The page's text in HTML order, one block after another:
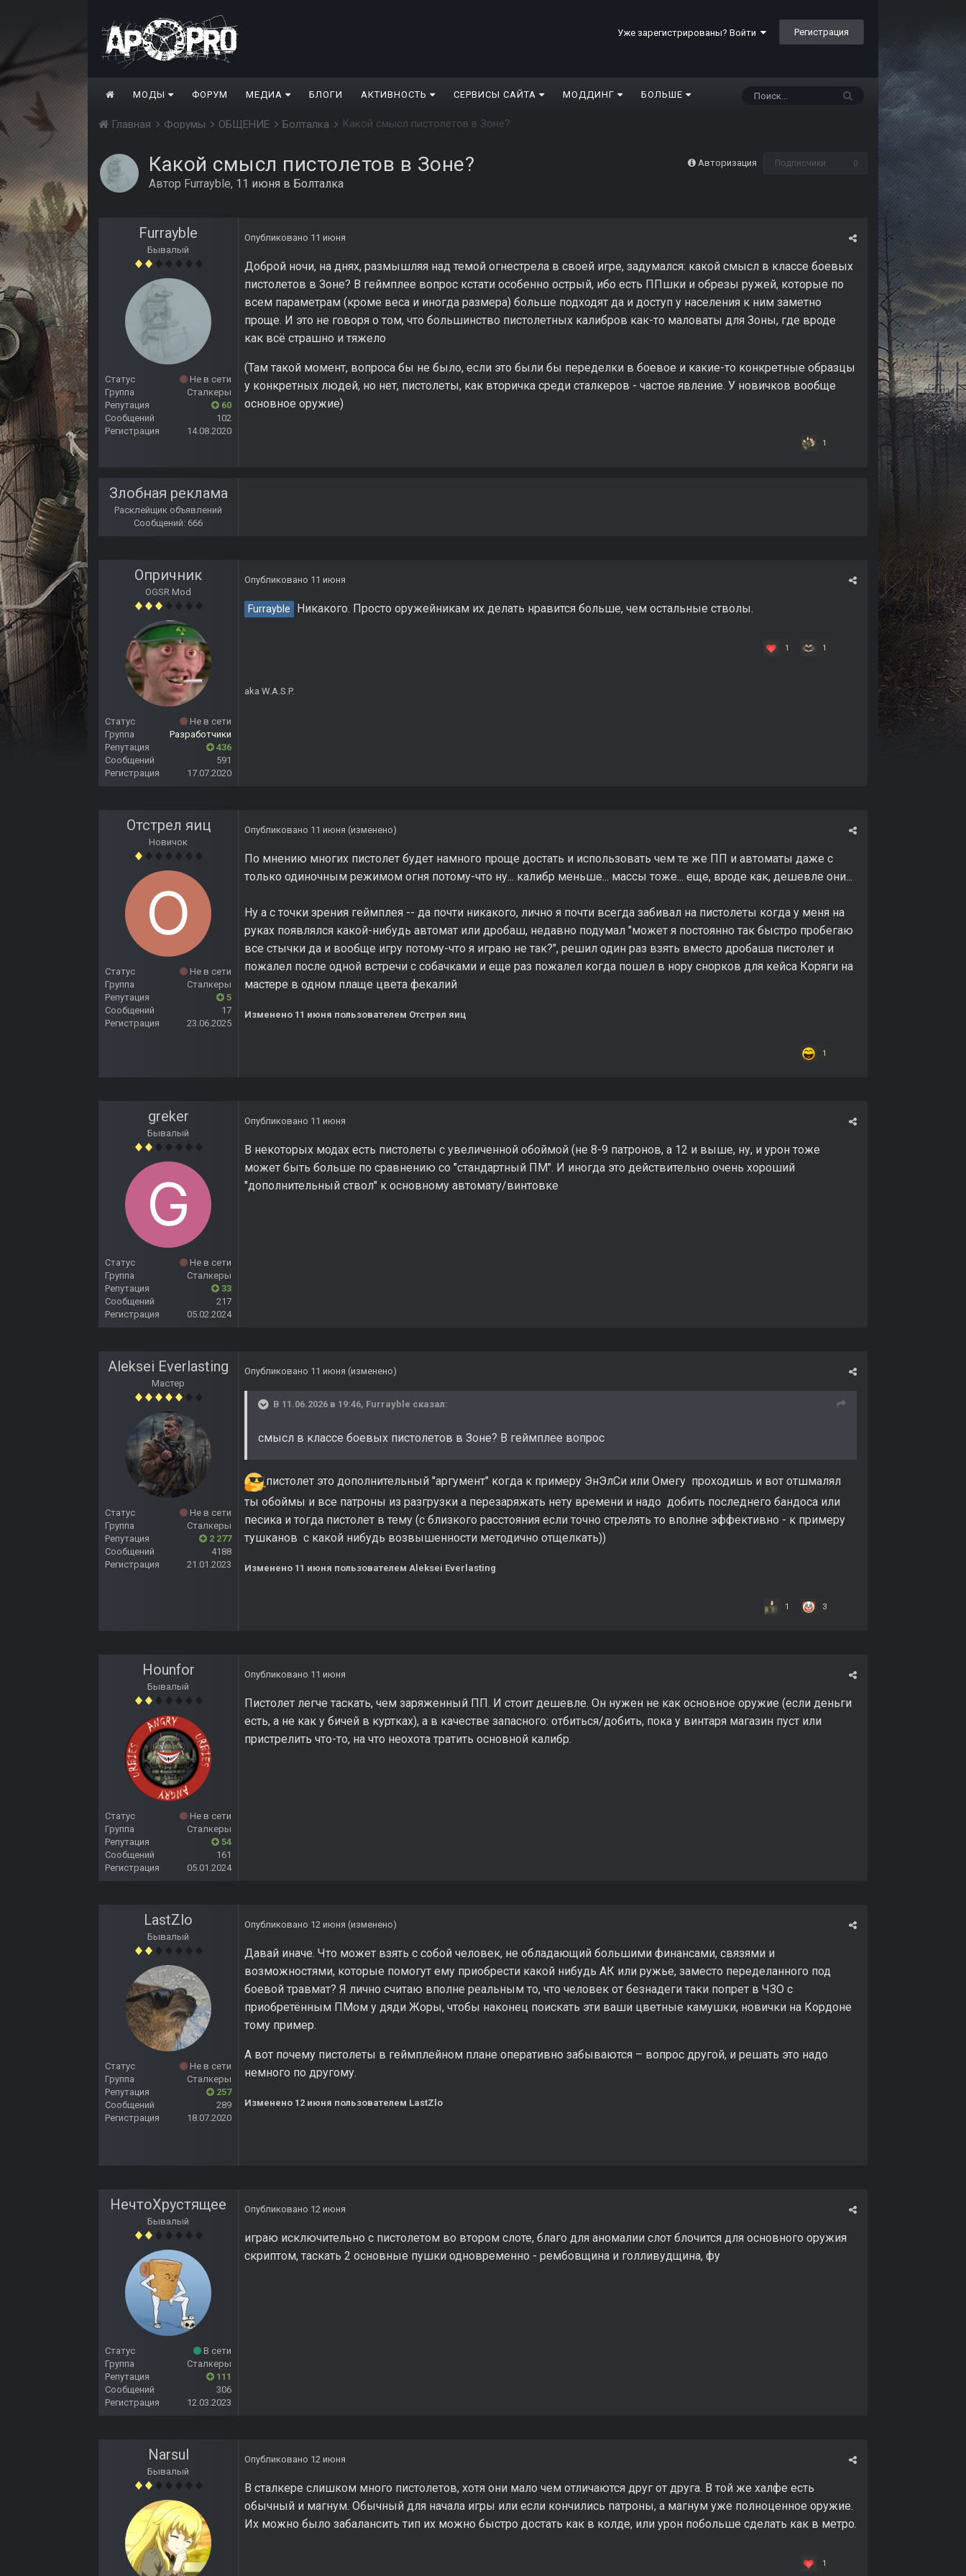
Уже зарегистрированы? Войти Регистрация
МОДЫ ФОРУМ МЕДИА БЛОГИ АКТИВНОСТЬ СЕРВИСЫ САЙТА МОДДИНГ БОЛЬШЕ
Главная Форумы ОБЩЕНИЕ Болталка Какой смысл пистолетов в Зоне?
Авторизация Подписчики 0
Какой смысл пистолетов в Зоне?
Автор Furrayble, 11 июня в Болталка
Furrayble
Бывалый
Статус
Не в сети
Группа
Сталкеры
Репутация
60
Сообщений
102
Регистрация
14.08.2020
Опубликовано 11 июня
Доброй ночи, на днях, размышляя над темой огнестрела в своей игре, задумался: какой смысл в классе боевых
пистолетов в Зоне? В геймплее вопрос кстати особенно острый, ибо есть ППшки и обрезы ружей, которые по
всем параметрам (кроме веса и иногда размера) больше подходят да и доступ у населения к ним заметно
проще. И это не говоря о том, что большинство пистолетных калибров как-то маловаты для Зоны, где вроде
как всё страшно и тяжело
(Там такой момент, вопроса бы не было, если это были бы переделки в боевое и какие-то конкретные образцы
у конкретных людей, но нет, пистолеты, как вторичка среди сталкеров - частое явление. У новичков вообще
основное оружие)
1
Злобная реклама
Расклейщик объявлений
Сообщений: 666
Опричник
OGSR Mod
Статус
Не в сети
Группа
Разработчики
Репутация
436
Сообщений
591
Регистрация
17.07.2020
Опубликовано 11 июня
Furrayble Никакого. Просто оружейникам их делать нравится больше, чем остальные стволы.
1 1
aka W.A.S.P.
Отстрел яиц
Новичок
Статус
Не в сети
Группа
Сталкеры
Репутация
5
Сообщений
17
Регистрация
23.06.2025
Опубликовано 11 июня (изменено)
По мнению многих пистолет будет намного проще достать и использовать чем те же ПП и автоматы даже с
только одиночным режимом огня потому-что ну... калибр меньше... массы тоже... еще, вроде как, дешевле они...
Ну а с точки зрения геймплея -- да почти никакого, лично я почти всегда забивал на пистолеты когда у меня на
руках появлялся какой-нибудь автомат или дробаш, недавно подумал "может я постоянно так быстро пробегаю
все стычки да и вообще игру потому-что я играю не так?", решил один раз взять вместо дробаша пистолет и
пожалел после одной встречи с собачками и еще раз пожалел когда пошел в нору снорков для кейса Коряги на
мастере в одном плаще цвета фекалий
Изменено 11 июня пользователем Отстрел яиц
1
greker
Бывалый
Статус
Не в сети
Группа
Сталкеры
Репутация
33
Сообщений
217
Регистрация
05.02.2024
Опубликовано 11 июня
В некоторых модах есть пистолеты с увеличенной обоймой (не 8-9 патронов, а 12 и выше, ну, и урон тоже
может быть больше по сравнению со "стандартный ПМ". И иногда это действительно очень хороший
"дополнительный ствол" к основному автомату/винтовке
Aleksei Everlasting
Мастер
Статус
Не в сети
Группа
Сталкеры
Репутация
2 277
Сообщений
4188
Регистрация
21.01.2023
Опубликовано 11 июня (изменено)
В 11.06.2026 в 19:46, Furrayble сказал:
смысл в классе боевых пистолетов в Зоне? В геймплее вопрос
пистолет это дополнительный "аргумент" когда к примеру ЭнЭлСи или Омегу проходишь и вот отшмалял
ты обоймы и все патроны из разгрузки а перезаряжать нету времени и надо добить последнего бандоса или
песика и тогда пистолет в тему (с близкого расстояния если точно стрелять то вполне эффективно - к примеру
тушканов с какой нибудь возвышенности методично отщелкать))
Изменено 11 июня пользователем Aleksei Everlasting
1 3
Hounfor
Бывалый
Статус
Не в сети
Группа
Сталкеры
Репутация
54
Сообщений
161
Регистрация
05.01.2024
Опубликовано 11 июня
Пистолет легче таскать, чем заряженный ПП. И стоит дешевле. Он нужен не как основное оружие (если деньги
есть, а не как у бичей в куртках), а в качестве запасного: отбиться/добить, пока у винтаря магазин пуст или
пристрелить что-то, на что неохота тратить основной калибр.
LastZlo
Бывалый
Статус
Не в сети
Группа
Сталкеры
Репутация
257
Сообщений
289
Регистрация
18.07.2020
Опубликовано 12 июня (изменено)
Давай иначе. Что может взять с собой человек, не обладающий большими финансами, связями и
возможностями, которые помогут ему приобрести какой нибудь АК или ружье, заместо переделанного под
боевой травмат? Я лично считаю вполне реальным то, что человек от безнадеги таки попрет в ЧЗО с
приобретённым ПМом у дяди Жоры, чтобы наконец поискать эти ваши цветные камушки, новички на Кордоне
тому пример.
А вот почему пистолеты в геймплейном плане оперативно забываются – вопрос другой, и решать это надо
немного по другому.
Изменено 12 июня пользователем LastZlo
НечтоХрустящее
Бывалый
Статус
В сети
Группа
Сталкеры
Репутация
111
Сообщений
306
Регистрация
12.03.2023
Опубликовано 12 июня
играю исключительно с пистолетом во втором слоте, благо для аномалии слот блочится для основного оружия
скриптом, таскать 2 основные пушки одновременно - рембовщина и голливудщина, фу
Narsul
Бывалый
Опубликовано 12 июня
В сталкере слишком много пистолетов, хотя они мало чем отличаются друг от друга. В той же халфе есть
обычный и магнум. Обычный для начала игры или если кончились патроны, а магнум уже полноценное оружие.
Их можно было забалансить тип их можно быстро достать как в колде, или урон побольше сделать как в метро.
1